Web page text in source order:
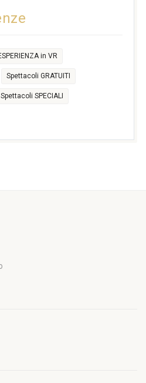
in VR
Spettacoli GRATUITI
Spettacoli SPECIALI